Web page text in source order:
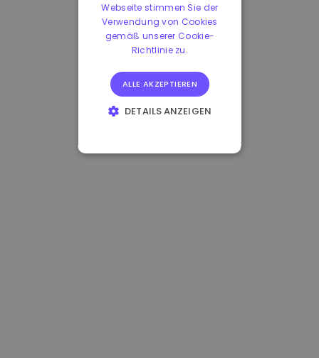
Webseite stimmen Sie der
Verwendung von Cookies
gemäß unserer Cookie-
Richtlinie zu.
ALLE AKZEPTIEREN
DETAILS ANZEIGEN